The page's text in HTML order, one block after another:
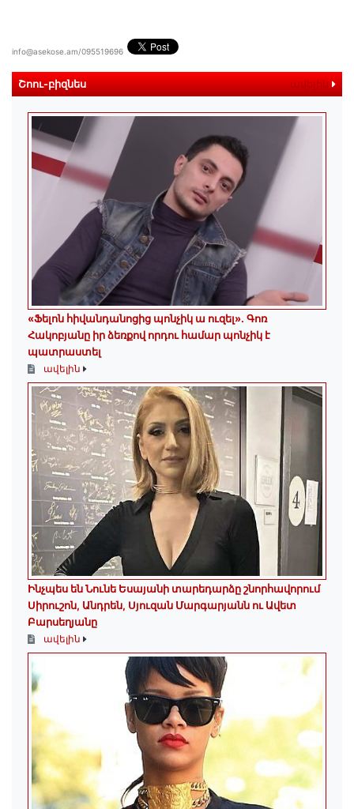
info@asekose.am/095519696
Շոու-բիզնես ավելին
«Ֆելոն հիվանդանոցից պոնչիկ ա ուզել». Գոռ
Հակոբյանը իր ձեռքով որդու համար պոնչիկ է
պատրաստել
ավելին
Ինչպես են Նունե Եսայանի տարեդարձը շնորհավորում
Սիրուշոն, Անդրեն, Սյուզան Մարգարյանն ու Ավետ
Բարսեղյանը
ավելին